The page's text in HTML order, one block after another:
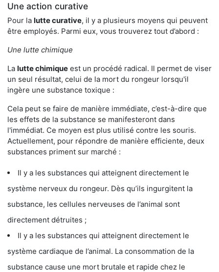
Une action curative
Pour la lutte curative, il y a plusieurs moyens qui peuvent
être employés. Parmi eux, vous trouverez tout d’abord :
Une lutte chimique
La lutte chimique est un procédé radical. Il permet de viser
un seul résultat, celui de la mort du rongeur lorsqu'il
ingère une substance toxique :
Cela peut se faire de manière immédiate, c’est-à-dire que
les effets de la substance se manifesteront dans
l'immédiat. Ce moyen est plus utilisé contre les souris.
Actuellement, pour répondre de manière efficiente, deux
substances priment sur marché :
Il y a les substances qui atteignent directement le
système nerveux du rongeur. Dès qu’ils ingurgitent la
substance, les cellules nerveuses de l’animal sont
directement détruites ;
Il y a les substances qui atteignent directement le
système cardiaque de l’animal. La consommation de la
substance cause une mort brutale et rapide chez le